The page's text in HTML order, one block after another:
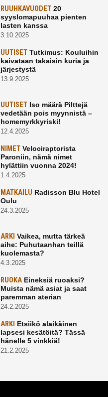
RUUHKAVUODET20
syyslomapuuhaa pienten
lasten kanssa
3.10.2025
UUTISETTutkimus: Kouluihin
kaivataan takaisin kuria ja
järjestystä
13.9.2025
UUTISETIso määrä Pilttejä
vedetään pois myynnistä –
homemyrkkyriski!
12.4.2025
NIMETVelociraptorista
Paroniin, nämä nimet
hylättiin vuonna 2024!
1.4.2025
MATKAILU Radisson Blu Hotel
Oulu
24.3.2025
ARKI Vaikea, mutta tärkeä
aihe: Puhutaanhan teillä
kuolemasta?
4.3.2025
RUOKAEineksiä ruoaksi?
Muista nämä asiat ja saat
paremman aterian
24.2.2025
ARKI Etsiikö alaikäinen
lapsesi kesätöitä? Tässä
hänelle 5 vinkkiä!
21.2.2025